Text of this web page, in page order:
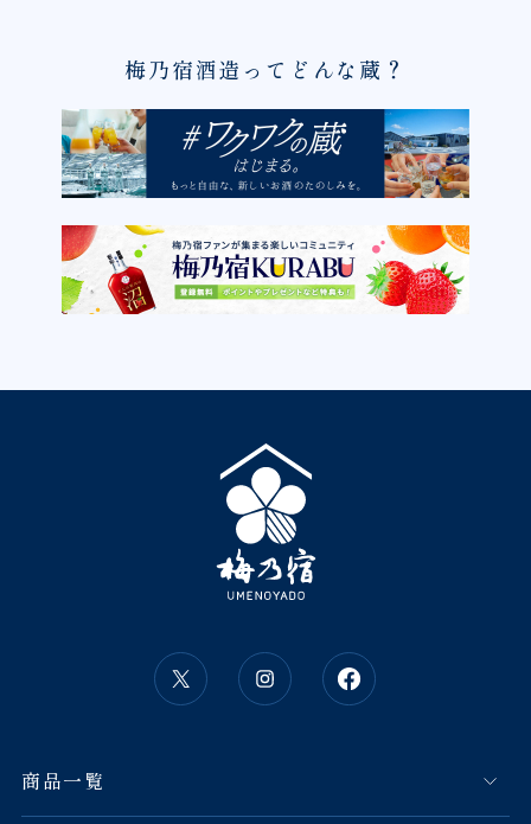
梅乃宿酒造ってどんな蔵？
商品一覧